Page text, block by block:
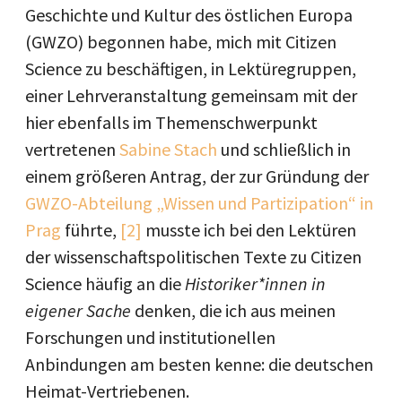
Geschichte und Kultur des östlichen Europa
(GWZO) begonnen habe, mich mit Citizen
Science zu beschäftigen, in Lektüregruppen,
einer Lehrveranstaltung gemeinsam mit der
hier ebenfalls im Themenschwerpunkt
vertretenen Sabine Stach und schließlich in
einem größeren Antrag, der zur Gründung der
GWZO-Abteilung „Wissen und Partizipation“ in
Prag führte, [2] musste ich bei den Lektüren
der wissenschaftspolitischen Texte zu Citizen
Science häufig an dieHistoriker*innen in
eigener Sache denken, die ich aus meinen
Forschungen und institutionellen
Anbindungen am besten kenne: die deutschen
Heimat-Vertriebenen.